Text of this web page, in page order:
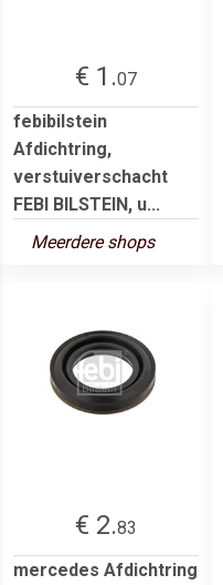
€ 1.07
febibilstein
Afdichtring,
verstuiverschacht
FEBI BILSTEIN, u...
Meerdere shops
€ 2.83
mercedes Afdichtring